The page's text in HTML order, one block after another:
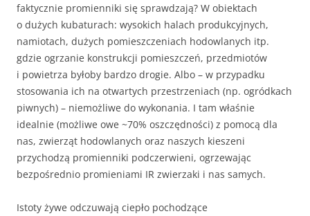
faktycznie promienniki się sprawdzają? W obiektach
o dużych kubaturach: wysokich halach produkcyjnych,
namiotach, dużych pomieszczeniach hodowlanych itp.
gdzie ogrzanie konstrukcji pomieszczeń, przedmiotów
i powietrza byłoby bardzo drogie. Albo – w przypadku
stosowania ich na otwartych przestrzeniach (np. ogródkach
piwnych) – niemożliwe do wykonania. I tam właśnie
idealnie (możliwe owe ~70% oszczędności) z pomocą dla
nas, zwierząt hodowlanych oraz naszych kieszeni
przychodzą promienniki podczerwieni, ogrzewając
bezpośrednio promieniami IR zwierzaki i nas samych.
Istoty żywe odczuwają ciepło pochodzące